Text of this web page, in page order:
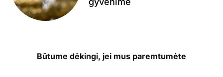
Būtume dėkingi, jei mus paremtumėte